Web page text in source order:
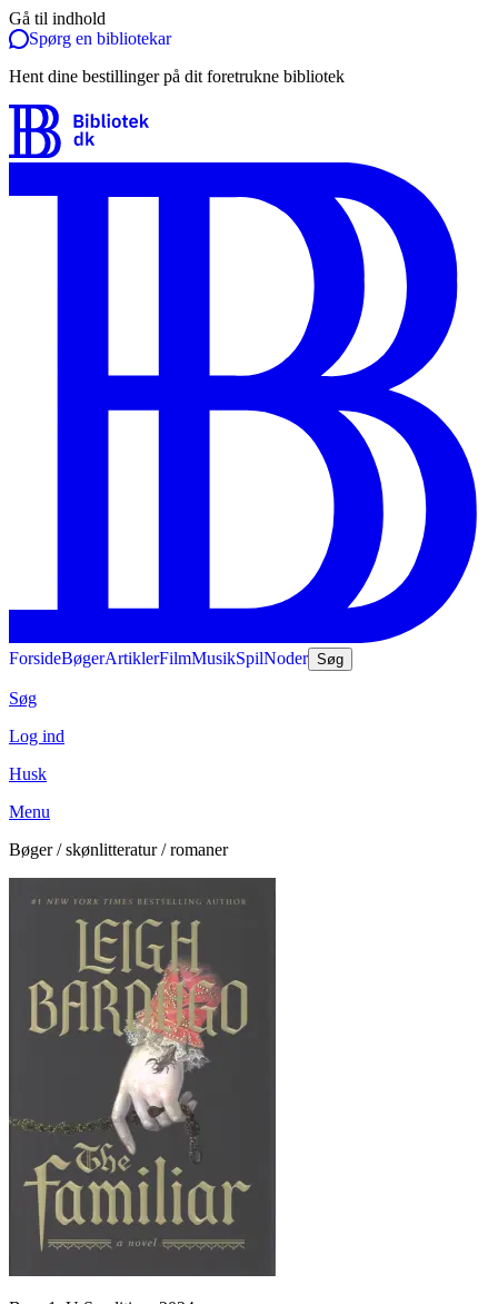
Gå til indhold
Spørg en bibliotekar
Hent dine bestillinger på dit foretrukne bibliotek
ForsideBøgerArtiklerFilmMusikSpilNoder Søg
Søg
Log ind
Husk
Menu
Bøger / skønlitteratur / romaner